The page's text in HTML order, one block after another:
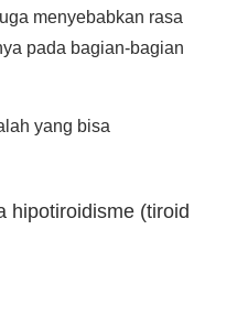
menyebabkan rasa
pada bagian-bagian
yang bisa
hipotiroidisme (tiroid